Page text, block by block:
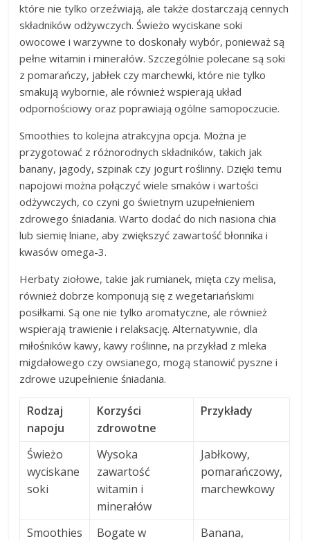
które nie tylko orzeźwiają, ale także dostarczają cennych
składników odżywczych. Świeżo wyciskane soki
owocowe i warzywne to doskonały wybór, ponieważ są
pełne witamin i minerałów. Szczególnie polecane są soki
z pomarańczy, jabłek czy marchewki, które nie tylko
smakują wybornie, ale również wspierają układ
odpornościowy oraz poprawiają ogólne samopoczucie.
Smoothies to kolejna atrakcyjna opcja. Można je
przygotować z różnorodnych składników, takich jak
banany, jagody, szpinak czy jogurt roślinny. Dzięki temu
napojowi można połączyć wiele smaków i wartości
odżywczych, co czyni go świetnym uzupełnieniem
zdrowego śniadania. Warto dodać do nich nasiona chia
lub siemię lniane, aby zwiększyć zawartość błonnika i
kwasów omega-3.
Herbaty ziołowe, takie jak rumianek, mięta czy melisa,
również dobrze komponują się z wegetariańskimi
posiłkami. Są one nie tylko aromatyczne, ale również
wspierają trawienie i relaksację. Alternatywnie, dla
miłośników kawy, kawy roślinne, na przykład z mleka
migdałowego czy owsianego, mogą stanowić pyszne i
zdrowe uzupełnienie śniadania.
Rodzaj
napoju
Korzyści
zdrowotne
Przykłady
Świeżo
wyciskane
soki
Wysoka
zawartość
witamin i
minerałów
Jabłkowy,
pomarańczowy,
marchewkowy
Smoothies
Bogate w
Banana,